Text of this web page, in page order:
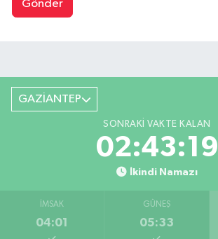
Gönder
GAZİANTEP
SONRAKI VAKTE KALAN
02:43:19
İkindi Namazı
İMSAK
04:01
GÜNEŞ
05:33